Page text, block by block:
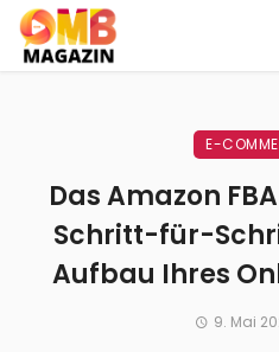
E-
Das Amazon
Schritt-für-
Aufbau Ihres
9. Mai